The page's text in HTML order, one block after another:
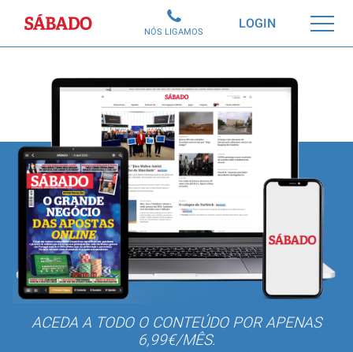
Sábado LOGIN
NÓS LIGAMOS
ACEDA A TODO O CONTEÚDO POR APENAS
6,99€/MÊS.